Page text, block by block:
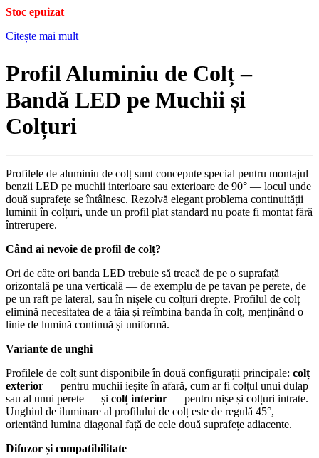
Stoc epuizat
Citește mai mult
Profil Aluminiu de Colț –
Bandă LED pe Muchii și
Colțuri
Profilele de aluminiu de colț sunt concepute special pentru montajul
benzii LED pe muchii interioare sau exterioare de 90° — locul unde
două suprafețe se întâlnesc. Rezolvă elegant problema continuității
luminii în colțuri, unde un profil plat standard nu poate fi montat fără
întrerupere.
Când ai nevoie de profil de colț?
Ori de câte ori banda LED trebuie să treacă de pe o suprafață
orizontală pe una verticală — de exemplu de pe tavan pe perete, de
pe un raft pe lateral, sau în nișele cu colțuri drepte. Profilul de colț
elimină necesitatea de a tăia și reîmbina banda în colț, menținând o
linie de lumină continuă și uniformă.
Variante de unghi
Profilele de colț sunt disponibile în două configurații principale: colț
exterior — pentru muchii ieșite în afară, cum ar fi colțul unui dulap
sau al unui perete — și colț interior — pentru nișe și colțuri intrate.
Unghiul de iluminare al profilului de colț este de regulă 45°,
orientând lumina diagonal față de cele două suprafețe adiacente.
Difuzor și compatibilitate